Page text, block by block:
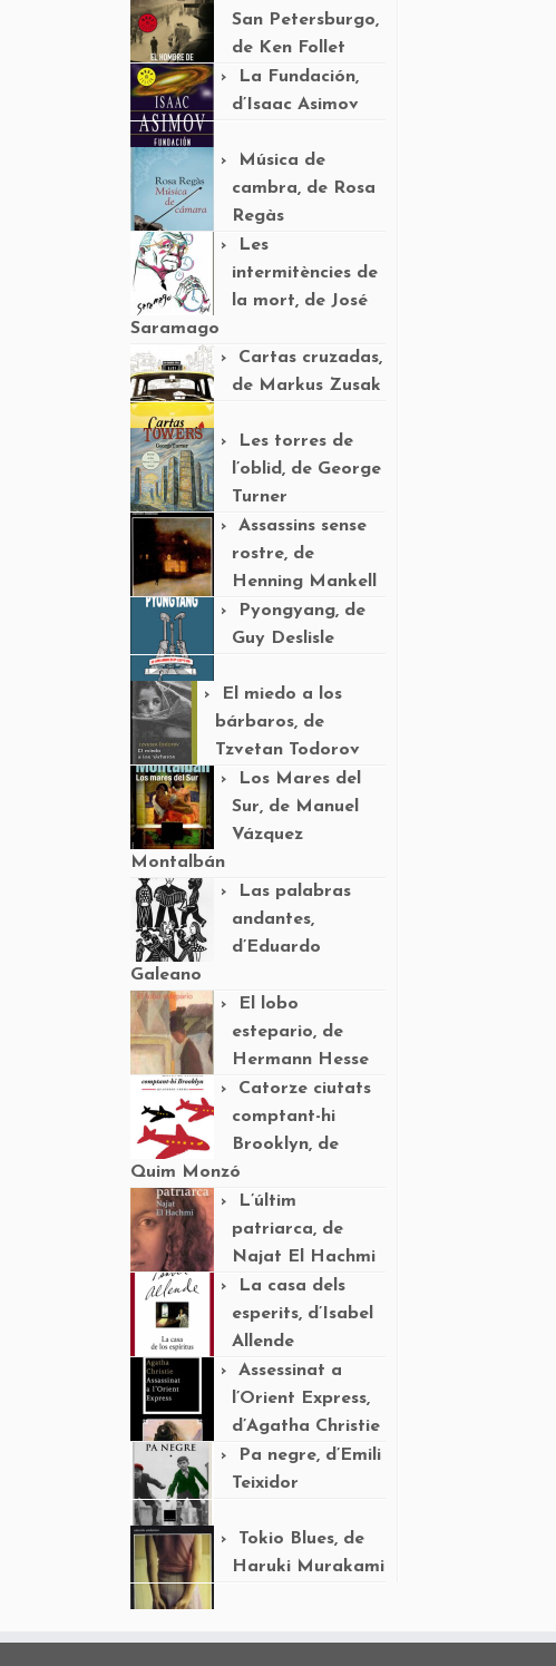
San Petersburgo,
de Ken Follet
La Fundación,
d’Isaac Asimov
Música de
cambra, de Rosa
Regàs
Les
intermitències de
la mort, de José
Saramago
Cartas cruzadas,
de Markus Zusak
Les torres de
l’oblid, de George
Turner
Assassins sense
rostre, de
Henning Mankell
Pyongyang, de
Guy Deslisle
El miedo a los
bárbaros, de
Tzvetan Todorov
Los Mares del
Sur, de Manuel
Vázquez
Montalbán
Las palabras
andantes,
d’Eduardo
Galeano
El lobo
estepario, de
Hermann Hesse
Catorze ciutats
comptant-hi
Brooklyn, de
Quim Monzó
L’últim
patriarca, de
Najat El Hachmi
La casa dels
esperits, d’Isabel
Allende
Assessinat a
l’Orient Express,
d’Agatha Christie
Pa negre, d’Emili
Teixidor
Tokio Blues, de
Haruki Murakami